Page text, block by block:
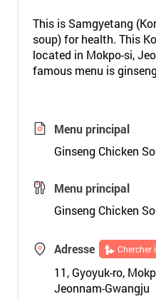
This is Samgyetang
soup) for health. This
located in Mokpo-si,
famous menu is
Menu principal
Ginseng Chicken
Menu principal
Ginseng Chicken
Adresse Chercher
11, Gyoyuk-ro,
Jeonnam-Gwangju